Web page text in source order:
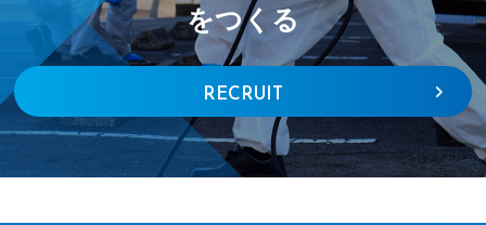
をつくる
RECRUIT